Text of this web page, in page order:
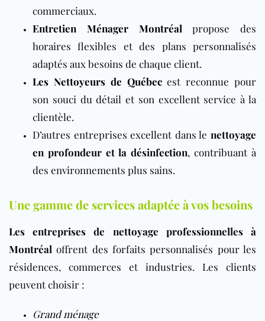
commerciaux.
Entretien Ménager Montréal propose des
horaires flexibles et des plans personnalisés
adaptés aux besoins de chaque client.
Les Nettoyeurs de Québec est reconnue pour
son souci du détail et son excellent service à la
clientèle.
D’autres entreprises excellent dans le nettoyage
en profondeur et la désinfection, contribuant à
des environnements plus sains.
Une gamme de services adaptée à vos besoins
Les entreprises de nettoyage professionnelles à
Montréal offrent des forfaits personnalisés pour les
résidences, commerces et industries. Les clients
peuvent choisir :
Grand ménage